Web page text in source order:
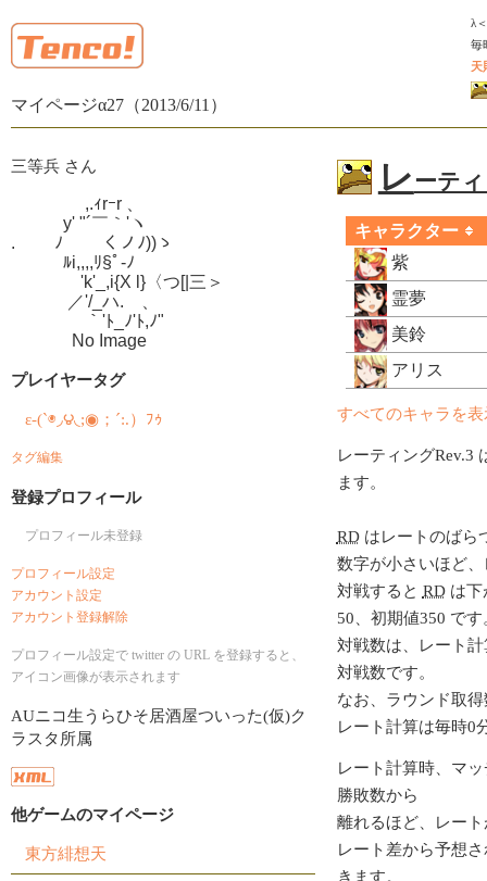
マイページα27（2013/6/11）
λ
毎
天
レ ーテ
キャラクター
紫
霊夢
美鈴
アリス
すべてのキャラを表
レーティングRev.3
ます。
RDはレートのばら
数字が小さいほど
対戦すると RDは下
50、初期値350 です
対戦数は、レート
対戦数です。
なお、ラウンド取
レート計算は毎時0
レート計算時、マ
勝敗数から
離れるほど、レー
レート差から予想
きます。
三等兵 さん
,.ｨrｰr 、
y' "´￣｀'ヽ
.　　 ﾉ　　 くノﾉ))ゝ
ﾙi,,,,ﾘ§ﾟ-ﾉ
'k'_,i{X l}〈つ[|三＞
／'/_ハ.ゝ、
｀'ﾄ_ﾉ'ﾄ,ﾉ"
No Image
プレイヤータグ
ε-(`◉◞౪◟;◉；´:.）ﾌｩ
タグ編集
登録プロフィール
プロフィール未登録
プロフィール設定
アカウント設定
アカウント登録解除
プロフィール設定で twitter の URL を登録すると、
アイコン画像が表示されます
AUニコ生うらひそ居酒屋ついった(仮)ク
ラスタ所属
他ゲームのマイページ
東方緋想天